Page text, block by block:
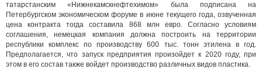
татарстанским «Нижнекамскнефтехимом» была подписана на
Петербургском экономическом форуме в июне текущего года, озвученная
цена контракта тогда составила 868 млн евро. Согласно условиям
соглашения, немецкая компания должна построить на территории
республики комплекс по производству 600 тыс. тонн этилена в год.
Предполагается, что запуск предприятия произойдет к 2020 году, при
этом в его состав также войдет производство различных видов пластика.